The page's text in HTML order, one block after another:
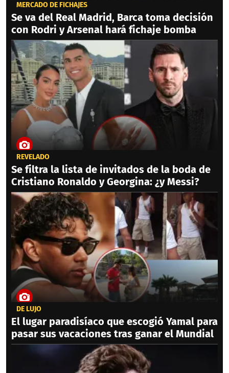
MERCADO DE FICHAJES
Se va del Real Madrid, Barca toma decisión
con Rodri y Arsenal hará fichaje bomba
REVELADO
Se filtra la lista de invitados de la boda de
Cristiano Ronaldo y Georgina: ¿y Messi?
DE LUJO
El lugar paradisíaco que escogió Yamal para
pasar sus vacaciones tras ganar el Mundial